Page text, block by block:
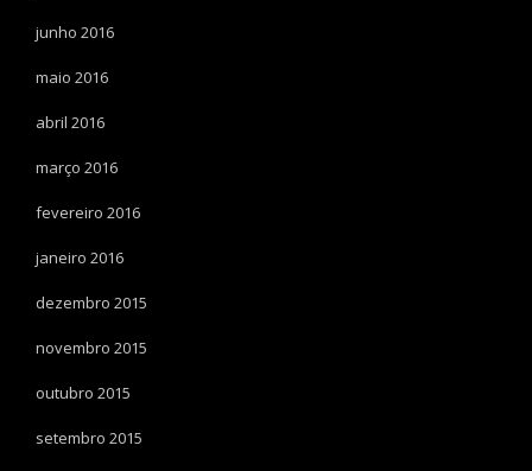
junho 2016
maio 2016
abril 2016
março 2016
fevereiro 2016
janeiro 2016
dezembro 2015
novembro 2015
outubro 2015
setembro 2015